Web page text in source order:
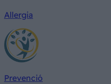
Allergia
Prevenció